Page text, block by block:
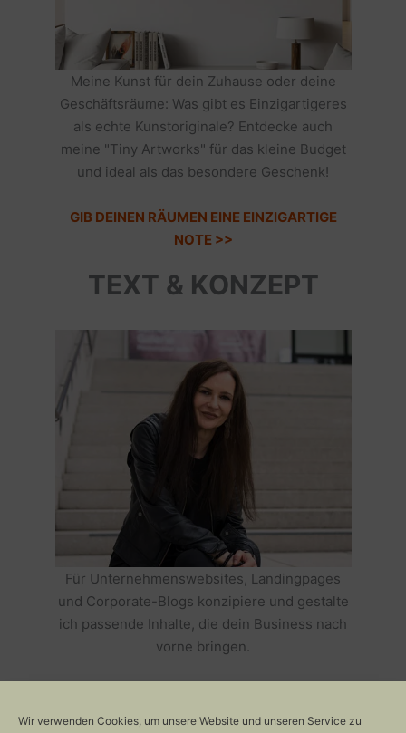
Wir verwenden Cookies, um unsere Website und unseren Service zu
Meine Kunst für dein Zuhause oder deine
Geschäftsräume: Was gibt es Einzigartigeres
als echte Kunstoriginale? Entdecke auch
meine "Tiny Artworks" für das kleine Budget
und ideal als das besondere Geschenk!
GIB DEINEN RÄUMEN EINE EINZIGARTIGE
NOTE >>
TEXT & KONZEPT
Für Unternehmenswebsites, Landingpages
und Corporate-Blogs konzipiere und gestalte
ich passende Inhalte, die dein Business nach
vorne bringen.
ERFOLGREICH MACHEN >>